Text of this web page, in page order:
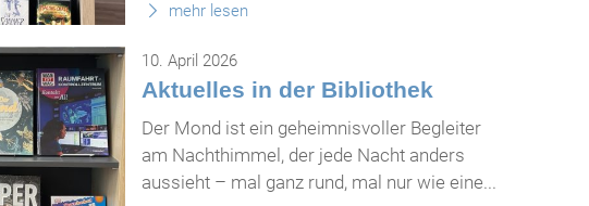
mehr lesen
10. April 2026
Aktuelles in der Bibliothek
Der Mond ist ein geheimnisvoller Begleiter
am Nachthimmel, der jede Nacht anders
aussieht – mal ganz rund, mal nur wie eine...